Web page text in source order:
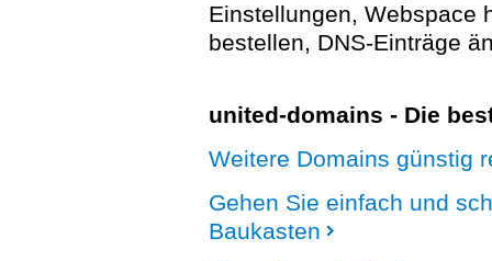
Einstellungen, Webspace
bestellen, DNS-Einträge
united-domains - Die
Weitere Domains günstig
Gehen Sie einfach und
Baukasten